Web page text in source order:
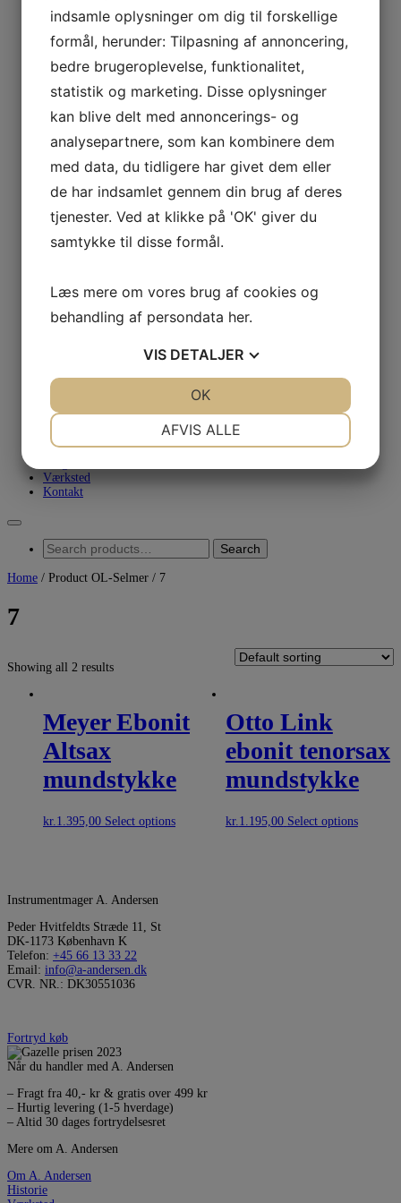
Klarinet
Alt Klarinet
Eb Klarinet
Bas Klarinet
Alt sax
Sopran sax
Tenor sax
Reed Geek
Silverstein
Dirigent stok
Resonator
Stativer
Blayman
Hercules
Humidifier
Remme
Klarinet
Fløjter
Saxofon
Tilbud
Værksted
Kontakt
Search
for:
Search
Home / Product OL-Selmer / 7
7
Showing all 2 results
Meyer Ebonit
Altsax
mundstykke
kr. 1.395,00 Select options
Otto Link
ebonit tenorsax
mundstykke
kr. 1.195,00 Select options
Instrumentmager A. Andersen
Peder Hvitfeldts Stræde 11, St
DK-1173 København K
Telefon: +45 66 13 33 22
Email: info@a-andersen.dk
CVR. NR.: DK30551036
Fortryd køb
Når du handler med A. Andersen
– Fragt fra 40,- kr & gratis over 499 kr
– Hurtig levering (1-5 hverdage)
– Altid 30 dages fortrydelsesret
Mere om A. Andersen
Om A. Andersen
Historie
indsamle oplysninger om dig til forskellige
formål, herunder: Tilpasning af annoncering,
bedre brugeroplevelse, funktionalitet,
statistik og marketing. Disse oplysninger
kan blive delt med annoncerings- og
analysepartnere, som kan kombinere dem
med data, du tidligere har givet dem eller
de har indsamlet gennem din brug af deres
tjenester. Ved at klikke på 'OK' giver du
samtykke til disse formål.
Læs mere om vores brug af cookies og
behandling af persondata her.
VIS DETALJER
AFVIS ALLE
OK